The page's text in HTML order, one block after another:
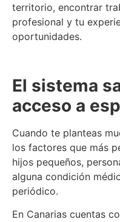
territorio, encontrar
profesional y tu
oportunidades.
El sistema
acceso a
Cuando te planteas
los factores que más
hijos pequeños,
alguna condición
periódico.
En Canarias cuentas